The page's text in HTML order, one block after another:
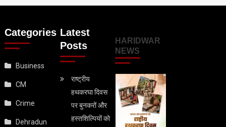
Categories
Business
CM
Crime
Dehradun
Latest
Posts
राष्ट्रीय
हथकरघा दिवस
पर बुनकरों और
हस्तशिल्पियों को
HARIDWAR
NEWS